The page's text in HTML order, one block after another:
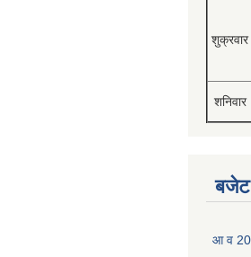
शुक्रवार
शनिवार
बजेट
आ व